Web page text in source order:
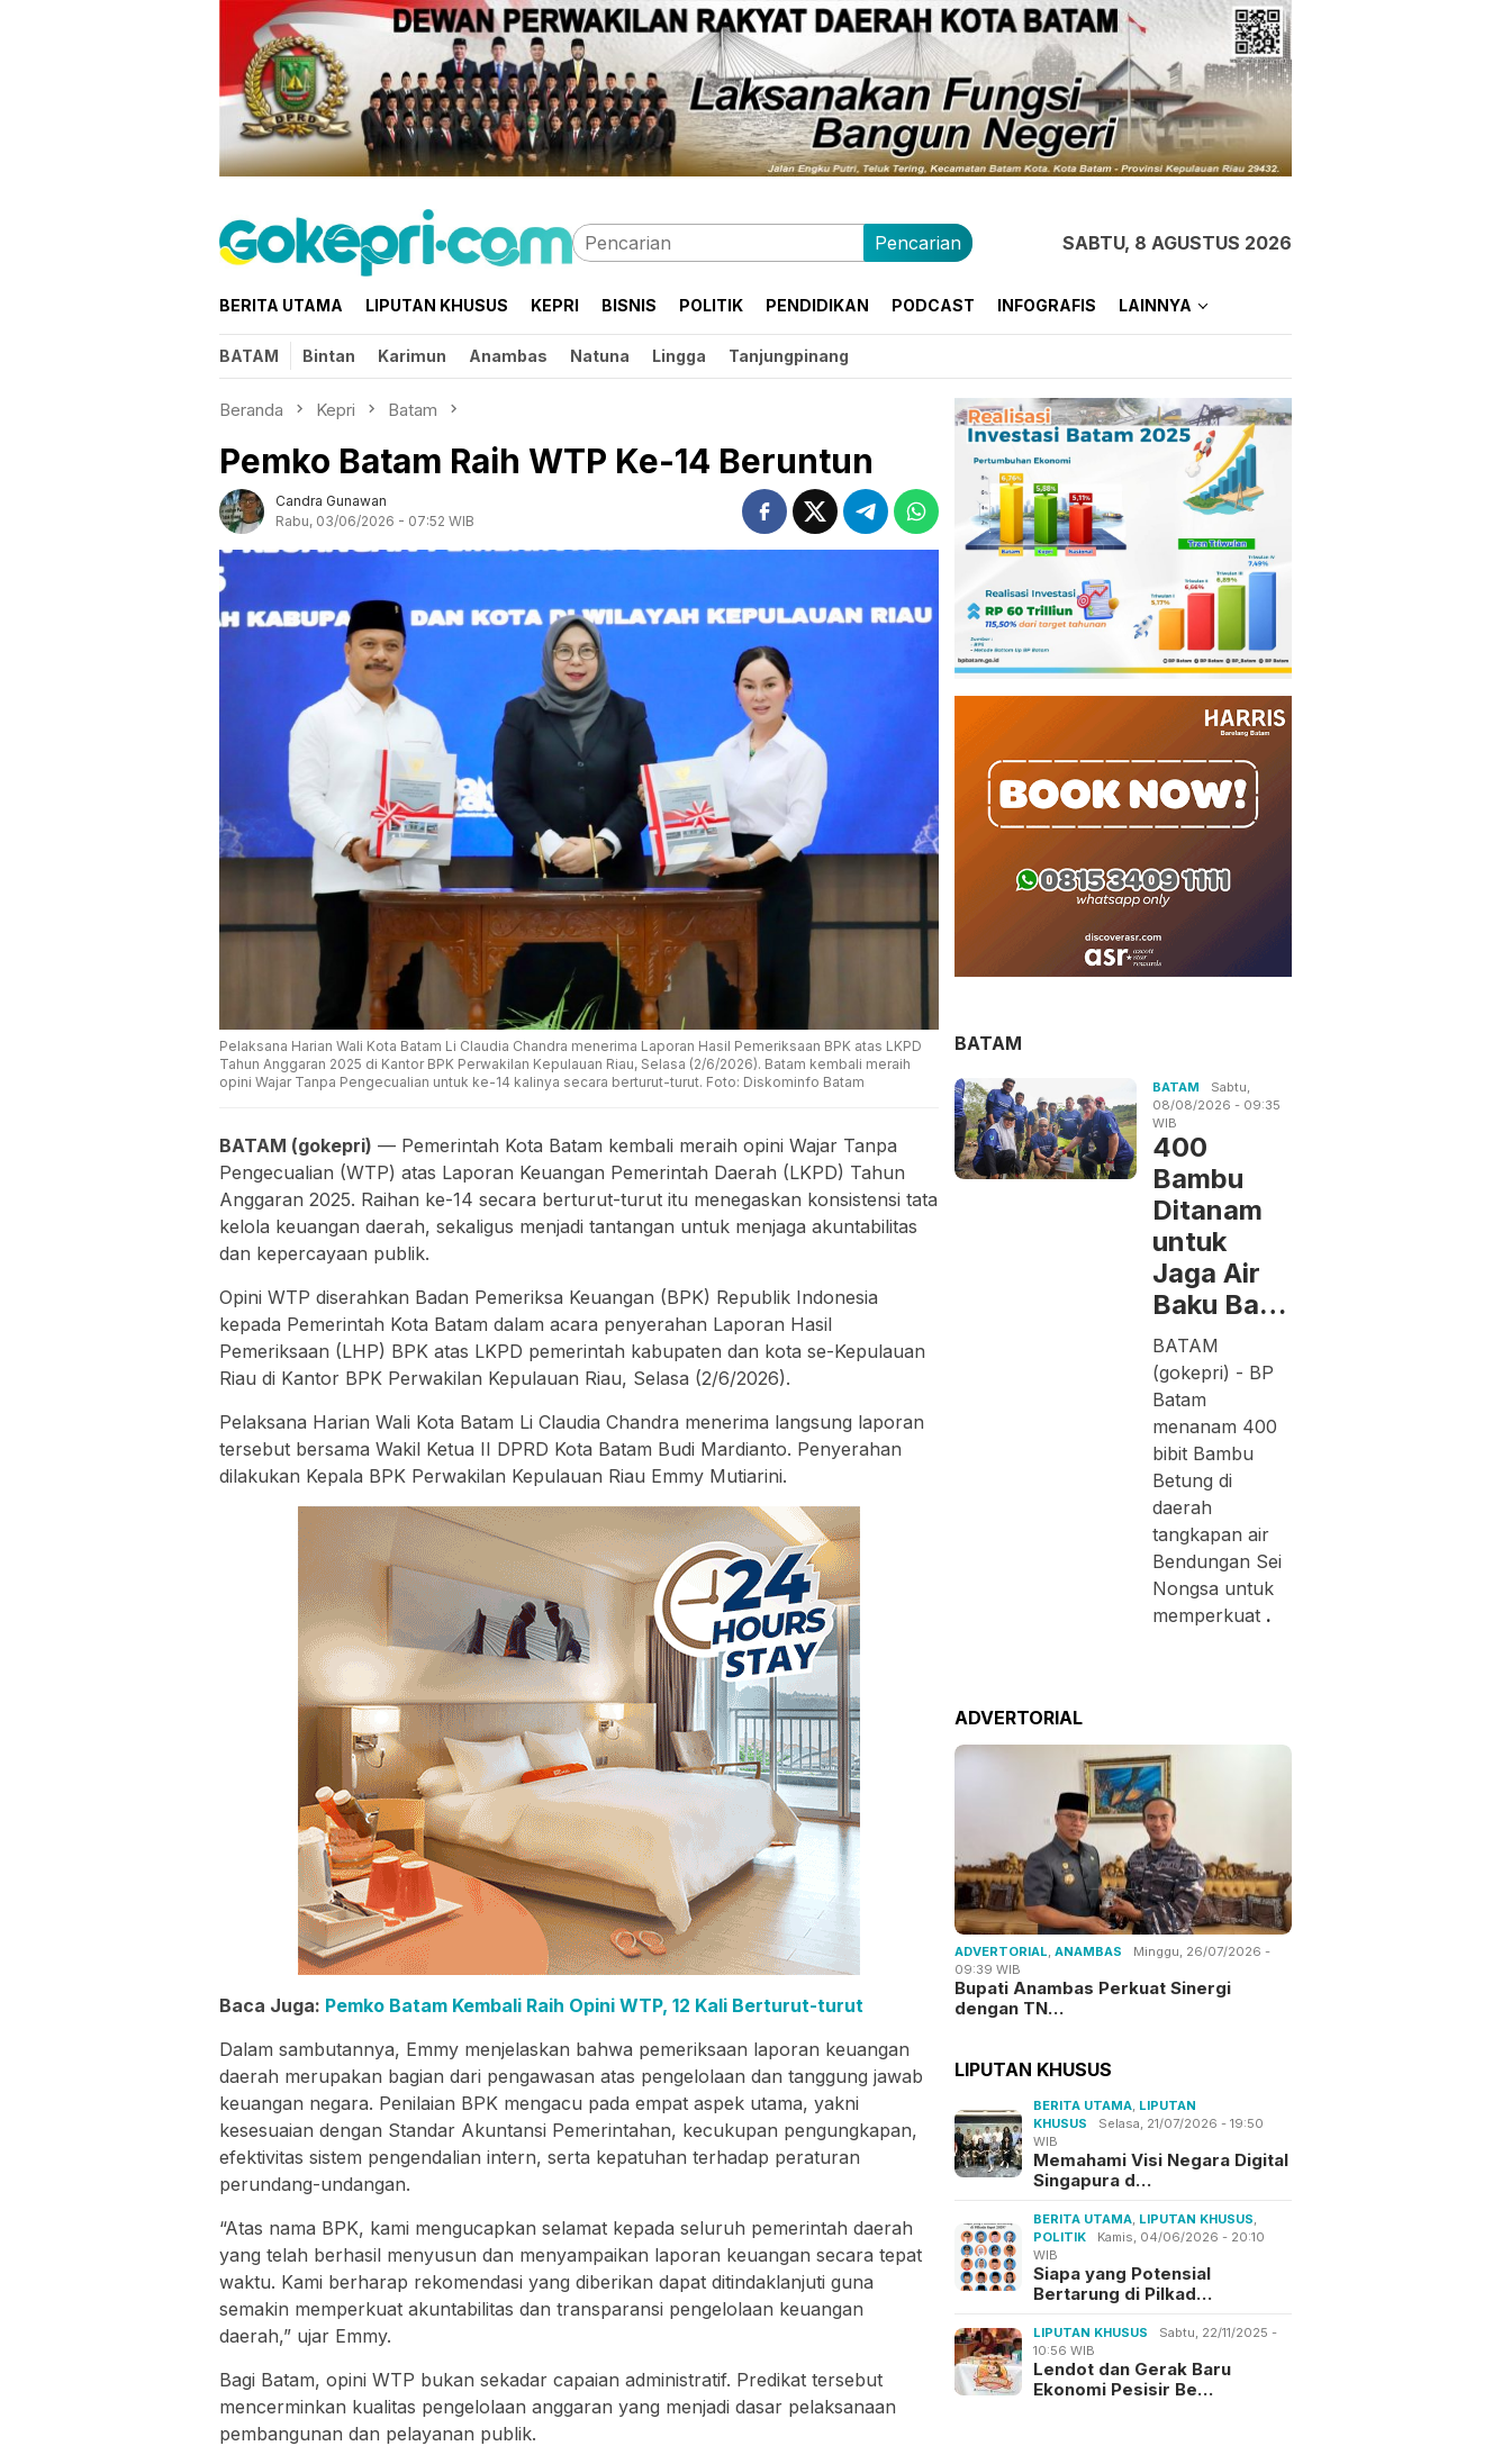
Pencarian SABTU, 8 AGUSTUS 2026
BERITA UTAMA LIPUTAN KHUSUS KEPRI BISNIS POLITIK PENDIDIKAN PODCAST INFOGRAFIS LAINNYA
BATAM Bintan Karimun Anambas Natuna Lingga Tanjungpinang
Beranda Kepri Batam
Pemko Batam Raih WTP Ke-14 Beruntun
Candra Gunawan
Rabu, 03/06/2026 - 07:52 WIB
Pelaksana Harian Wali Kota Batam Li Claudia Chandra menerima Laporan Hasil Pemeriksaan BPK atas LKPD
Tahun Anggaran 2025 di Kantor BPK Perwakilan Kepulauan Riau, Selasa (2/6/2026). Batam kembali meraih
opini Wajar Tanpa Pengecualian untuk ke-14 kalinya secara berturut-turut. Foto: Diskominfo Batam
BATAM (gokepri) — Pemerintah Kota Batam kembali meraih opini Wajar Tanpa
Pengecualian (WTP) atas Laporan Keuangan Pemerintah Daerah (LKPD) Tahun
Anggaran 2025. Raihan ke-14 secara berturut-turut itu menegaskan konsistensi tata
kelola keuangan daerah, sekaligus menjadi tantangan untuk menjaga akuntabilitas
dan kepercayaan publik.
Opini WTP diserahkan Badan Pemeriksa Keuangan (BPK) Republik Indonesia
kepada Pemerintah Kota Batam dalam acara penyerahan Laporan Hasil
Pemeriksaan (LHP) BPK atas LKPD pemerintah kabupaten dan kota se-Kepulauan
Riau di Kantor BPK Perwakilan Kepulauan Riau, Selasa (2/6/2026).
Pelaksana Harian Wali Kota Batam Li Claudia Chandra menerima langsung laporan
tersebut bersama Wakil Ketua II DPRD Kota Batam Budi Mardianto. Penyerahan
dilakukan Kepala BPK Perwakilan Kepulauan Riau Emmy Mutiarini.
Baca Juga: Pemko Batam Kembali Raih Opini WTP, 12 Kali Berturut-turut
Dalam sambutannya, Emmy menjelaskan bahwa pemeriksaan laporan keuangan
daerah merupakan bagian dari pengawasan atas pengelolaan dan tanggung jawab
keuangan negara. Penilaian BPK mengacu pada empat aspek utama, yakni
kesesuaian dengan Standar Akuntansi Pemerintahan, kecukupan pengungkapan,
efektivitas sistem pengendalian intern, serta kepatuhan terhadap peraturan
perundang-undangan.
“Atas nama BPK, kami mengucapkan selamat kepada seluruh pemerintah daerah
yang telah berhasil menyusun dan menyampaikan laporan keuangan secara tepat
waktu. Kami berharap rekomendasi yang diberikan dapat ditindaklanjuti guna
semakin memperkuat akuntabilitas dan transparansi pengelolaan keuangan
daerah,” ujar Emmy.
Bagi Batam, opini WTP bukan sekadar capaian administratif. Predikat tersebut
mencerminkan kualitas pengelolaan anggaran yang menjadi dasar pelaksanaan
pembangunan dan pelayanan publik.
BATAM
BATAM
Sabtu,
08/08/2026 - 09:35
WIB
400
Bambu
Ditanam
untuk
Jaga Air
Baku Ba…
BATAM
(gokepri) - BP
Batam
menanam 400
bibit Bambu
Betung di
daerah
tangkapan air
Bendungan Sei
Nongsa untuk
memperkuat .
ADVERTORIAL
ADVERTORIAL,ANAMBAS
Minggu, 26/07/2026 -
09:39 WIB
Bupati Anambas Perkuat Sinergi
dengan TN…
LIPUTAN KHUSUS
BERITA UTAMA, LIPUTAN
KHUSUS
Selasa, 21/07/2026 - 19:50
WIB
Memahami Visi Negara Digital
Singapura d…
BERITA UTAMA, LIPUTAN KHUSUS,
POLITIK
Kamis, 04/06/2026 - 20:10
WIB
Siapa yang Potensial
Bertarung di Pilkad…
LIPUTAN KHUSUS
Sabtu, 22/11/2025 -
10:56 WIB
Lendot dan Gerak Baru
Ekonomi Pesisir Be…